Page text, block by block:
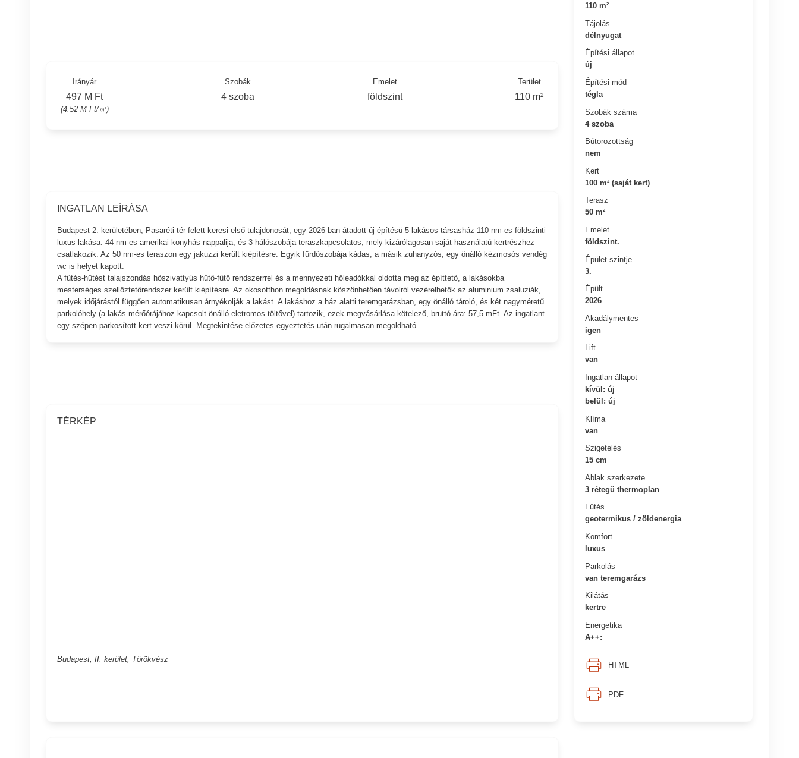
110 m²
Tájolás
délnyugat
Építési állapot
új
Építési mód
tégla
Szobák száma
4 szoba
Bútorozottság
nem
Kert
100 m² (saját kert)
Terasz
50 m²
Emelet
földszint.
Épület szintje
3.
Épült
2026
Akadálymentes
igen
Lift
van
Ingatlan állapot
kívül: új
belül: új
Klíma
van
Szigetelés
15 cm
Ablak szerkezete
3 rétegű thermoplan
Fűtés
geotermikus / zöldenergia
Komfort
luxus
Parkolás
van teremgarázs
Kilátás
kertre
Energetika
A++:
HTML
PDF
Irányár
497 M Ft
(4.52 M Ft/㎡)
Szobák
4 szoba
Emelet
földszint
Terület
110 m²
INGATLAN LEÍRÁSA
Budapest 2. kerületében, Pasaréti tér felett keresi első tulajdonosát, egy 2026-ban átadott új építésü 5 lakásos társasház 110 nm-es földszinti
luxus lakása. 44 nm-es amerikai konyhás nappalija, és 3 hálószobája teraszkapcsolatos, mely kizárólagosan saját használatú kertrészhez
csatlakozik. Az 50 nm-es teraszon egy jakuzzi került kiépítésre. Egyik fürdőszobája kádas, a másik zuhanyzós, egy önálló kézmosós vendég
wc is helyet kapott.
A fűtés-hűtést talajszondás hőszivattyús hűtő-fűtő rendszerrrel és a mennyezeti hőleadókkal oldotta meg az építtető, a lakásokba
mesterséges szellőztetőrendszer került kiépítésre. Az okosotthon megoldásnak köszönhetően távolról vezérelhetők az aluminium zsaluziák,
melyek időjárástól függően automatikusan árnyékolják a lakást. A lakáshoz a ház alatti teremgarázsban, egy önálló tároló, és két nagyméretű
parkolóhely (a lakás mérőórájához kapcsolt önálló eletromos töltővel) tartozik, ezek megvásárlása kötelező, bruttó ára: 57,5 mFt. Az ingatlant
egy szépen parkosított kert veszi körül. Megtekintése előzetes egyeztetés után rugalmasan megoldható.
TÉRKÉP
Budapest, II. kerület, Törökvész